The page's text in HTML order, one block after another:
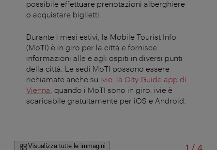
possibile effettuare prenotazioni alberghiere
o acquistare biglietti.
Durante i mesi estivi, la Mobile Tourist Info
(MoTI) è in giro per la città e fornisce
informazioni alle e agli ospiti in diversi punti
della città. Le sedi MoTI possono essere
richiamate anche su ivie, la City Guide app di
Vienna , quando i MoTI sono in giro. ivie è
scaricabile gratuitamente per iOS e Android.
Visualizza tutte le immagini 1 /di
4